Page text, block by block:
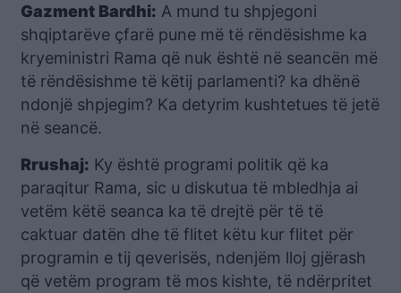
Gazment Bardhi: A mund tu shpjegoni
shqiptarëve çfarë pune më të rëndësishme ka
kryeministri Rama që nuk është në seancën më
të rëndësishme të këtij parlamenti? ka dhënë
ndonjë shpjegim? Ka detyrim kushtetues të jetë
në seancë.
Rrushaj: Ky është programi politik që ka
paraqitur Rama, sic u diskutua të mbledhja ai
vetëm këtë seanca ka të drejtë për të të
caktuar datën dhe të flitet këtu kur flitet për
programin e tij qeverisës, ndenjëm lloj gjërash
që vetëm program të mos kishte, të ndërpritet